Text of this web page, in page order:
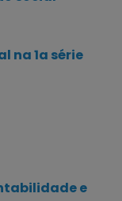
na 1a série
e